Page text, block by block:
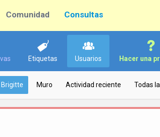
Comunidad Consultas
Etiquetas Usuarios Hacer una
Muro Actividad reciente Todas